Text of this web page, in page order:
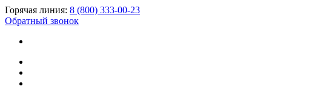
Горячая линия: 8 (800) 333-00-23
Обратный звонок